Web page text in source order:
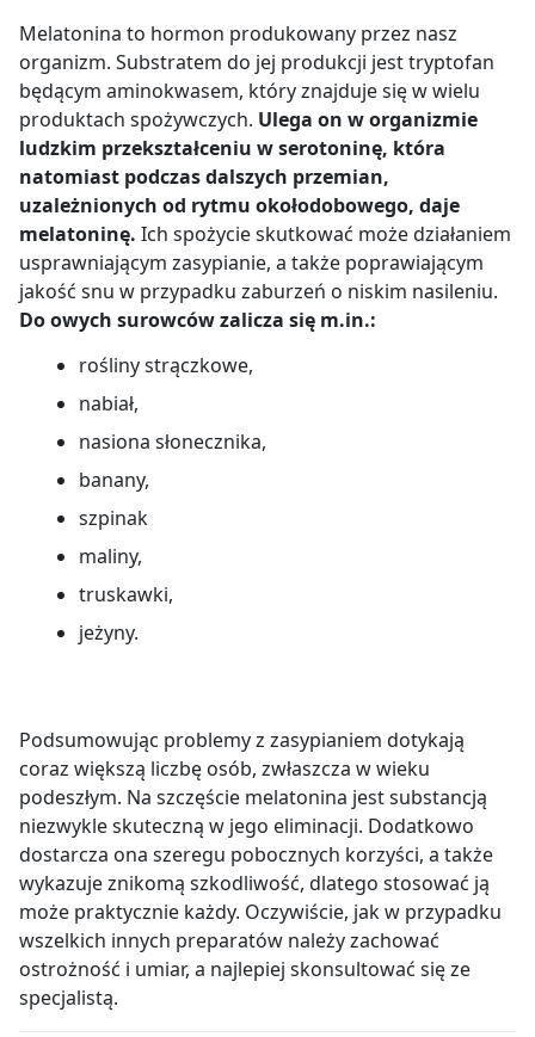
Melatonina to hormon produkowany przez nasz
organizm. Substratem do jej produkcji jest tryptofan
będącym aminokwasem, który znajduje się w wielu
produktach spożywczych. Ulega on w organizmie
ludzkim przekształceniu w serotoninę, która
natomiast podczas dalszych przemian,
uzależnionych od rytmu okołodobowego, daje
melatoninę. Ich spożycie skutkować może działaniem
usprawniającym zasypianie, a także poprawiającym
jakość snu w przypadku zaburzeń o niskim nasileniu.
Do owych surowców zalicza się m.in.:
rośliny strączkowe,
nabiał,
nasiona słonecznika,
banany,
szpinak
maliny,
truskawki,
jeżyny.
Podsumowując problemy z zasypianiem dotykają
coraz większą liczbę osób, zwłaszcza w wieku
podeszłym. Na szczęście melatonina jest substancją
niezwykle skuteczną w jego eliminacji. Dodatkowo
dostarcza ona szeregu pobocznych korzyści, a także
wykazuje znikomą szkodliwość, dlatego stosować ją
może praktycznie każdy. Oczywiście, jak w przypadku
wszelkich innych preparatów należy zachować
ostrożność i umiar, a najlepiej skonsultować się ze
specjalistą.